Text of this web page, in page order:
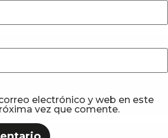
electrónico y web en este
vez que comente.